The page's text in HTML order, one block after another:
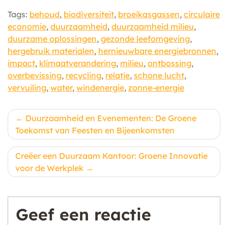
Tags: behoud, biodiversiteit, broeikasgassen, circulaire
economie, duurzaamheid, duurzaamheid milieu,
duurzame oplossingen, gezonde leefomgeving,
hergebruik materialen, hernieuwbare energiebronnen,
impact, klimaatverandering, milieu, ontbossing,
overbevissing, recycling, relatie, schone lucht,
vervuiling, water, windenergie, zonne-energie
Berichtnavigatie
Duurzaamheid en Evenementen: De Groene
Toekomst van Feesten en Bijeenkomsten
Creëer een Duurzaam Kantoor: Groene Innovatie
voor de Werkplek
Geef een reactie